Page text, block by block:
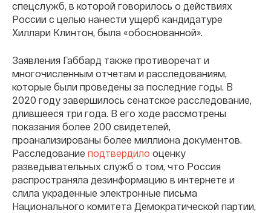
спецслужб, в которой говорилось о действиях
России с целью нанести ущерб кандидатуре
Хиллари Клинтон, была «обоснованной».
Заявления Габбард также противоречат и
многочисленным отчетам и расследованиям,
которые были проведены за последние годы. В
2020 году завершилось сенатское расследование,
длившееся три года. В его ходе рассмотрены
показания более 200 свидетелей,
проанализированы более миллиона документов.
Расследование подтвердило оценку
разведывательных служб о том, что Россия
распространяла дезинформацию в интернете и
слила украденные электронные письма
Национального комитета Демократической партии,